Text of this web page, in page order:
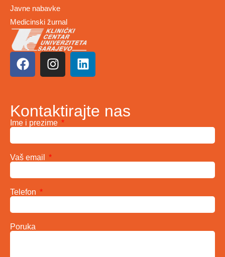
Javne nabavke
Medicinski žurnal
Kontaktirajte nas
Ime i prezime
Vaš email
Telefon
Poruka